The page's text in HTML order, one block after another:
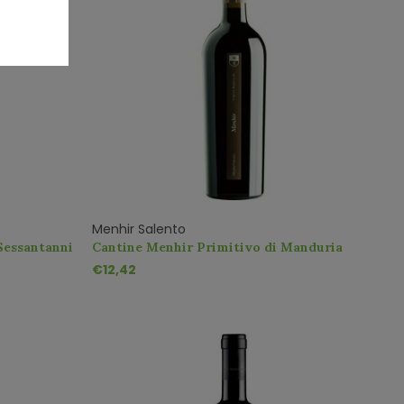
Menhir Salento
Cantine Menhir Primitivo di Manduria
€12,42